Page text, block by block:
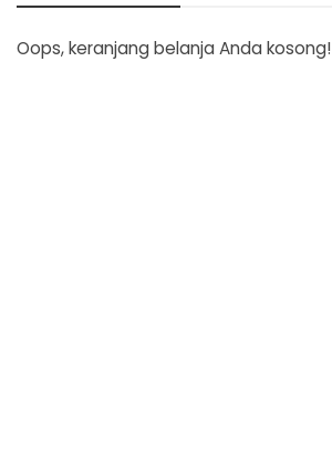
Oops, keranjang belanja Anda kosong!